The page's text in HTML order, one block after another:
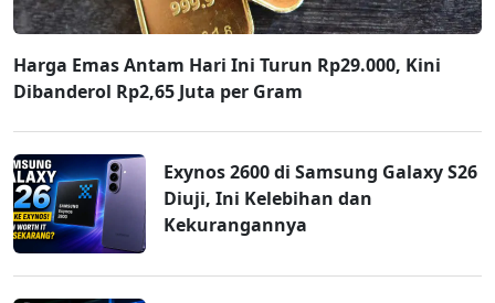
Harga Emas Antam Hari Ini Turun Rp29.000, Kini
Dibanderol Rp2,65 Juta per Gram
Exynos 2600 di Samsung Galaxy S26
Diuji, Ini Kelebihan dan
Kekurangannya